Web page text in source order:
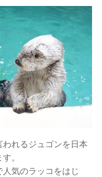
れるジュゴンを日本
。
気のラッコをはじ